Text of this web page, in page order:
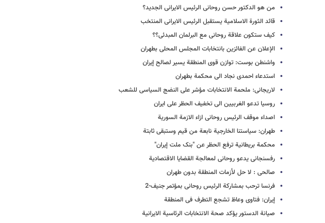
من هو الدکتور حسن روحانی الرئیس الایرانی الجدید؟
قائد الثورة الاسلامیة یستقبل الرئیس الایرانی المنتخب
کیف ستکون علاقة روحانی مع البرلمان المبدئی؟؟
الإعلان عن الفائزین بانتخابات المجلس المحلی بطهران
واشنطن بوست: توازن قوى المنطقة یسیر لصالح إیران
استدعاء احمدی نجاد الى محکمة بطهران
لاریجانی: ملحمة الانتخابات مؤشر على النضج السیاسی للشعب
روسیا تدعو الغربیین الى تخفیف الحظر على ایران
اصداء موقف الرئیس روحانی ازاء الازمة السوریة
طهران: سیاستنا الخارجیة نابعة من قیم وستبقى ثابتة
محکمة بریطانیة ترفع الحظر عن "بنک ملت إیران"
رفسنجانی یدعو روحانی لمعالجة القضایا الاقتصادیة
صالحی : لا حل لأزمات المنطقة بدون طهران
فرنسا ترحب بمشارکة الرئیس روحانی بمؤتمر جنیف-2
إیران: فتاوى وعاظ تشجع التطرف فی المنطقة
صیانة الدستور یؤکد صحة الانتخابات الرئاسیة الایرانیة